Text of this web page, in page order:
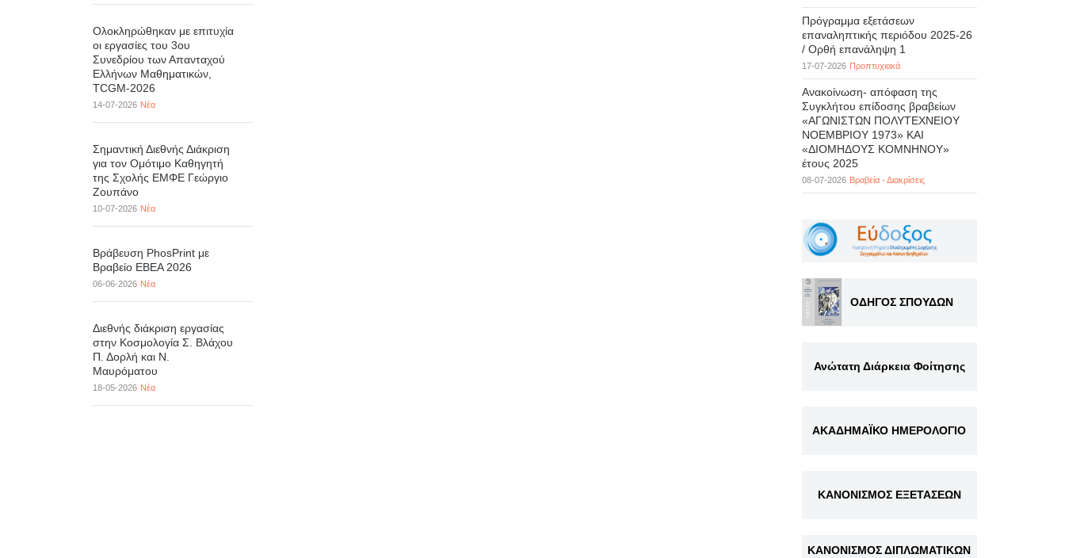
Ολοκληρώθηκαν με επιτυχία
οι εργασίες του 3ου
Συνεδρίου των Απανταχού
Ελλήνων Μαθηματικών,
TCGM-2026
14-07-2026 Νέα
Σημαντική Διεθνής Διάκριση
για τον Ομότιμο Καθηγητή
της Σχολής ΕΜΦΕ Γεώργιο
Ζουπάνο
10-07-2026 Νέα
Βράβευση PhosPrint με
Βραβείο ΕΒΕΑ 2026
06-06-2026 Νέα
Διεθνής διάκριση εργασίας
στην Κοσμολογία Σ. Βλάχου
Π. Δορλή και Ν.
Μαυρόματου
18-05-2026 Νέα
Πρόγραμμα εξετάσεων
επαναληπτικής περιόδου 2025-26
/ Ορθή επανάληψη 1
17-07-2026 Προπτυχιακά
Ανακοίνωση- απόφαση της
Συγκλήτου επίδοσης βραβείων
«ΑΓΩΝΙΣΤΩΝ ΠΟΛΥΤΕΧΝΕΙΟΥ
ΝΟΕΜΒΡΙΟΥ 1973» ΚΑΙ
«ΔΙΟΜΗΔΟΥΣ ΚΟΜΝΗΝΟΥ»
έτους 2025
08-07-2026 Βραβεία - Διακρίσεις
ΟΔΗΓΟΣ ΣΠΟΥΔΩΝ
Ανώτατη Διάρκεια Φοίτησης
ΑΚΑΔΗΜΑΪΚΟ ΗΜΕΡΟΛΟΓΙΟ
ΚΑΝΟΝΙΣΜΟΣ ΕΞΕΤΑΣΕΩΝ
ΚΑΝΟΝΙΣΜΟΣ ΔΙΠΛΩΜΑΤΙΚΩΝ